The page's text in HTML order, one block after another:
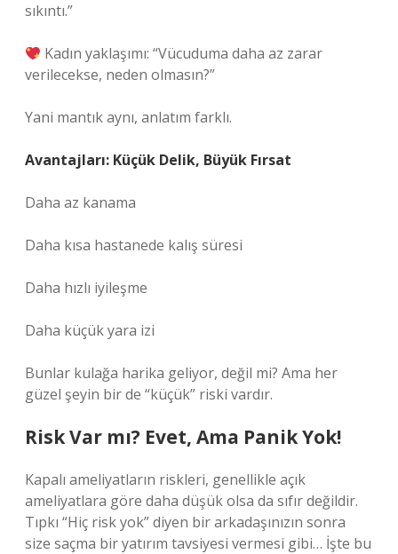
sıkıntı.”
Kadın yaklaşımı: “Vücuduma daha az zarar
verilecekse, neden olmasın?”
Yani mantık aynı, anlatım farklı.
Avantajları: Küçük Delik, Büyük Fırsat
Daha az kanama
Daha kısa hastanede kalış süresi
Daha hızlı iyileşme
Daha küçük yara izi
Bunlar kulağa harika geliyor, değil mi? Ama her
güzel şeyin bir de “küçük” riski vardır.
Risk Var mı? Evet, Ama Panik Yok!
Kapalı ameliyatların riskleri, genellikle açık
ameliyatlara göre daha düşük olsa da sıfır değildir.
Tıpkı “Hiç risk yok” diyen bir arkadaşınızın sonra
size saçma bir yatırım tavsiyesi vermesi gibi… İşte bu